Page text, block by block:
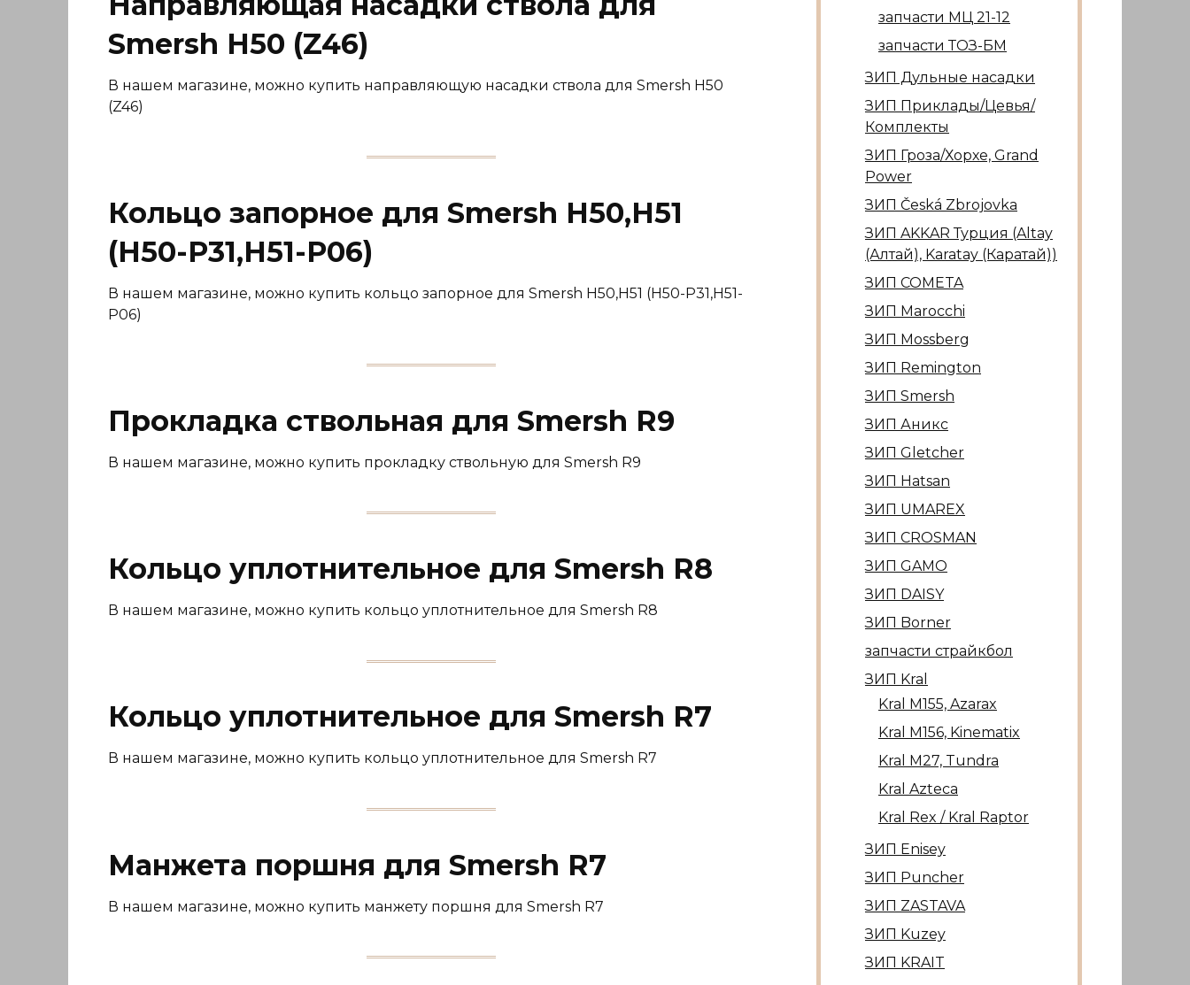
Smersh H50 (Z46)
В нашем магазине, можно купить направляющую насадки ствола для Smersh H50
(Z46)
Кольцо запорное для Smersh H50,H51
(H50-P31,H51-P06)
В нашем магазине, можно купить кольцо запорное для Smersh H50,H51 (H50-P31,H51-
P06)
Прокладка ствольная для Smersh R9
В нашем магазине, можно купить прокладку ствольную для Smersh R9
Кольцо уплотнительное для Smersh R8
В нашем магазине, можно купить кольцо уплотнительное для Smersh R8
Кольцо уплотнительное для Smersh R7
В нашем магазине, можно купить кольцо уплотнительное для Smersh R7
Манжета поршня для Smersh R7
В нашем магазине, можно купить манжету поршня для Smersh R7
запчасти МЦ 21-12
запчасти ТОЗ-БМ
ЗИП Дульные насадки
ЗИП Приклады/Цевья/
Комплекты
ЗИП Гроза/Хорхе, Grand
Power
ЗИП Česká Zbrojovka
ЗИП AKKAR Турция (Altay
(Алтай), Karatay (Каратай))
ЗИП COMETA
ЗИП Marocсhi
ЗИП Mossberg
ЗИП Remington
ЗИП Smersh
ЗИП Аникс
ЗИП Gletcher
ЗИП Hatsan
ЗИП UMAREX
ЗИП CROSMAN
ЗИП GAMO
ЗИП DAISY
ЗИП Borner
запчасти страйкбол
ЗИП Kral
Kral М155, Azarax
Kral М156, Kinematix
Kral М27, Tundra
Kral Azteca
Kral Rex / Kral Raptor
ЗИП Enisey
ЗИП Puncher
ЗИП ZASTAVA
ЗИП Kuzey
ЗИП KRAIT